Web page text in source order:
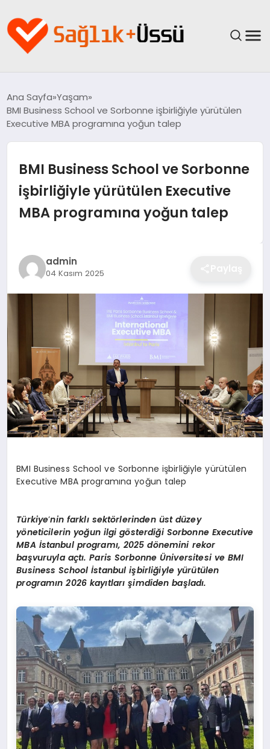
YAŞAM
SPOR & FITNESS
Ana Sayfa Yaşam
BMI Business School ve Sorbonne işbirliğiyle yürütülen
Executive MBA programına yoğun talep
BMI Business School ve Sorbonne
işbirliğiyle yürütülen Executive
MBA programına yoğun talep
admin
04 Kasım 2025
BMI Business School ve Sorbonne işbirliğiyle yürütülen
Executive MBA programına yoğun talep
Türkiye’nin farklı sektörlerinden üst düzey
yöneticilerin yoğun ilgi gösterdiği Sorbonne Executive
MBA İstanbul programı, 2025 dönemini rekor
başvuruyla açtı. Paris SorbonneÜniversitesi ve BMI
Business School İstanbul işbirliğiyle yürütülen
programın 2026 kayıtları şimdiden başladı.